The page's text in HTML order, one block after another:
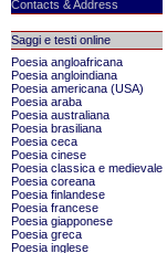
Contacts & Address
Saggi e testi online
Poesia angloafricana
Poesia angloindiana
Poesia americana (USA)
Poesia araba
Poesia australiana
Poesia brasiliana
Poesia ceca
Poesia cinese
Poesia classica e medievale
Poesia coreana
Poesia finlandese
Poesia francese
Poesia giapponese
Poesia greca
Poesia inglese